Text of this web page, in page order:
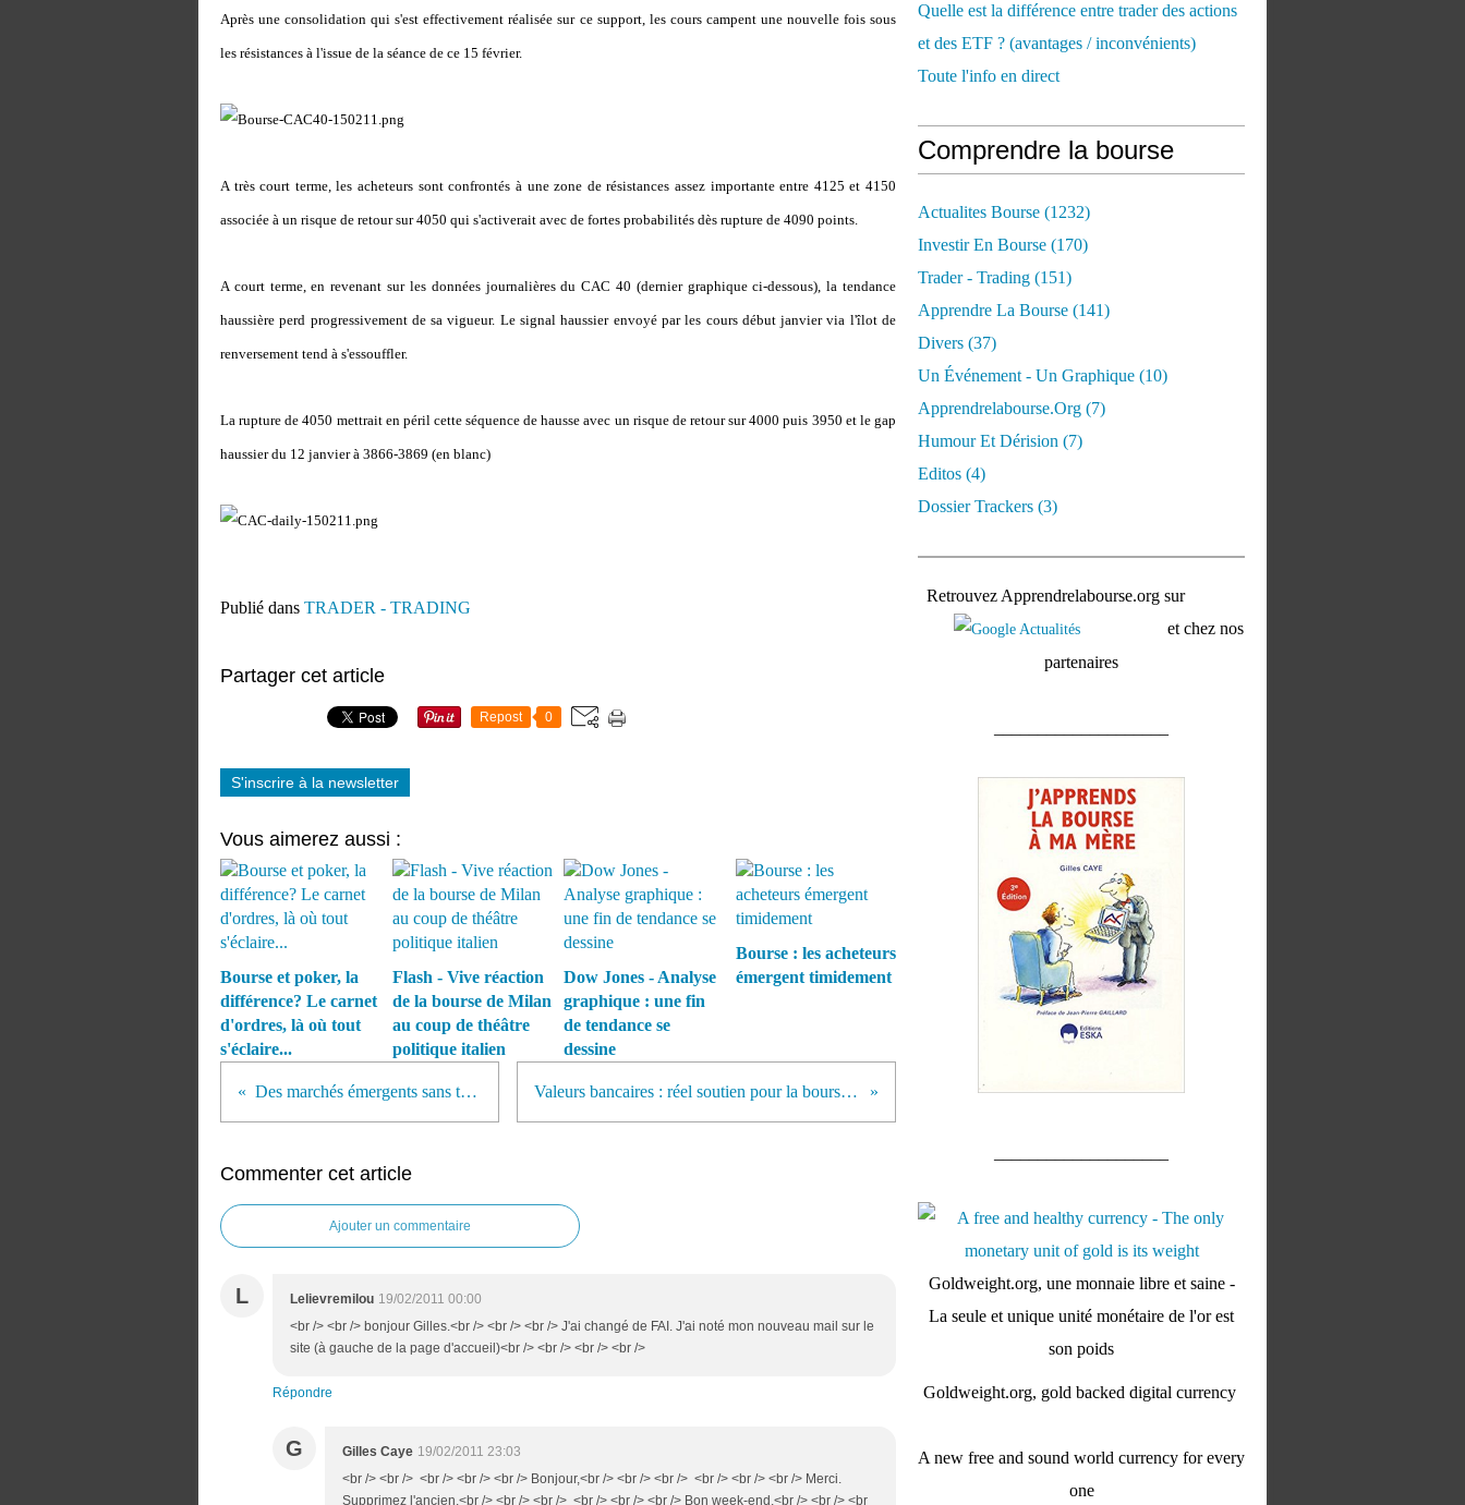
Après une consolidation qui s'est effectivement réalisée sur ce support, les cours campent une nouvelle fois sous
les résistances à l'issue de la séance de ce 15 février.
A très court terme, les acheteurs sont confrontés à une zone de résistances assez importante entre 4125 et 4150
associée à un risque de retour sur 4050 qui s'activerait avec de fortes probabilités dès rupture de 4090 points.
A court terme, en revenant sur les données journalières du CAC 40 (dernier graphique ci-dessous), la tendance
haussière perd progressivement de sa vigueur. Le signal haussier envoyé par les cours début janvier via l'îlot de
renversement tend à s'essouffler.
La rupture de 4050 mettrait en péril cette séquence de hausse avec un risque de retour sur 4000 puis 3950 et le gap
haussier du 12 janvier à 3866-3869 (en blanc)
Publié dans TRADER - TRADING
Partager cet article
Repost 0
S'inscrire à la newsletter
Vous aimerez aussi :
Bourse et poker, la
différence? Le carnet
d'ordres, là où tout
s'éclaire...
Flash - Vive réaction
de la bourse de Milan
au coup de théâtre
politique italien
Dow Jones - Analyse
graphique : une fin
de tendance se
dessine
Bourse : les acheteurs
émergent timidement
Des marchés émergents sans trajectoire Valeurs bancaires : réel soutien pour la bourse de Paris ?
Commenter cet article
Ajouter un commentaire
L Lelievremilou 19/02/2011 00:00
<br /> <br /> bonjour Gilles.<br /> <br /> <br /> J'ai changé de FAI. J'ai noté mon nouveau mail sur le
site (à gauche de la page d'accueil)<br /> <br /> <br /> <br />
Répondre
G Gilles Caye 19/02/2011 23:03
<br /> <br /> <br /> <br /> <br /> Bonjour,<br /> <br /> <br /> <br /> <br /> <br /> Merci.
Supprimez l'ancien.<br /> <br /> <br /> <br /> <br /> <br /> Bon week-end,<br /> <br /> <br
Quelle est la différence entre trader des actions
et des ETF ? (avantages / inconvénients)
Toute l'info en direct
Comprendre la bourse
Actualites Bourse (1232)
Investir En Bourse (170)
Trader - Trading (151)
Apprendre La Bourse (141)
Divers (37)
Un Événement - Un Graphique (10)
Apprendrelabourse.org (7)
Humour Et Dérision (7)
Editos (4)
Dossier Trackers (3)
Retrouvez Apprendrelabourse.org sur
et chez nos
partenaires
Goldweight.org, une monnaie libre et saine -
La seule et unique unité monétaire de l'or est
son poids
Goldweight.org, gold backed digital currency
A new free and sound world currency for every
one